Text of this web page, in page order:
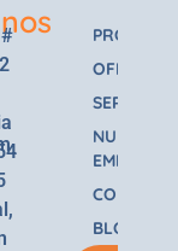
OFERTAS
SERVICIOS
NUESTRA
EMPRESA
BLOG